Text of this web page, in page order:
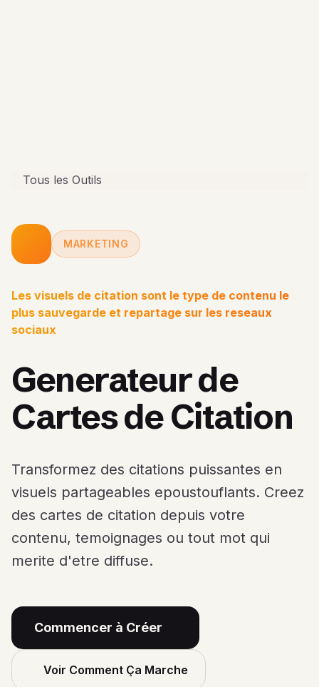
Tous les Outils
MARKETING
Les visuels de citation sont le type de contenu le
plus sauvegarde et repartage sur les reseaux
sociaux
Generateur de
Cartes de Citation
Transformez des citations puissantes en
visuels partageables epoustouflants. Creez
des cartes de citation depuis votre
contenu, temoignages ou tout mot qui
merite d'etre diffuse.
Commencer à Créer
Voir Comment Ça Marche